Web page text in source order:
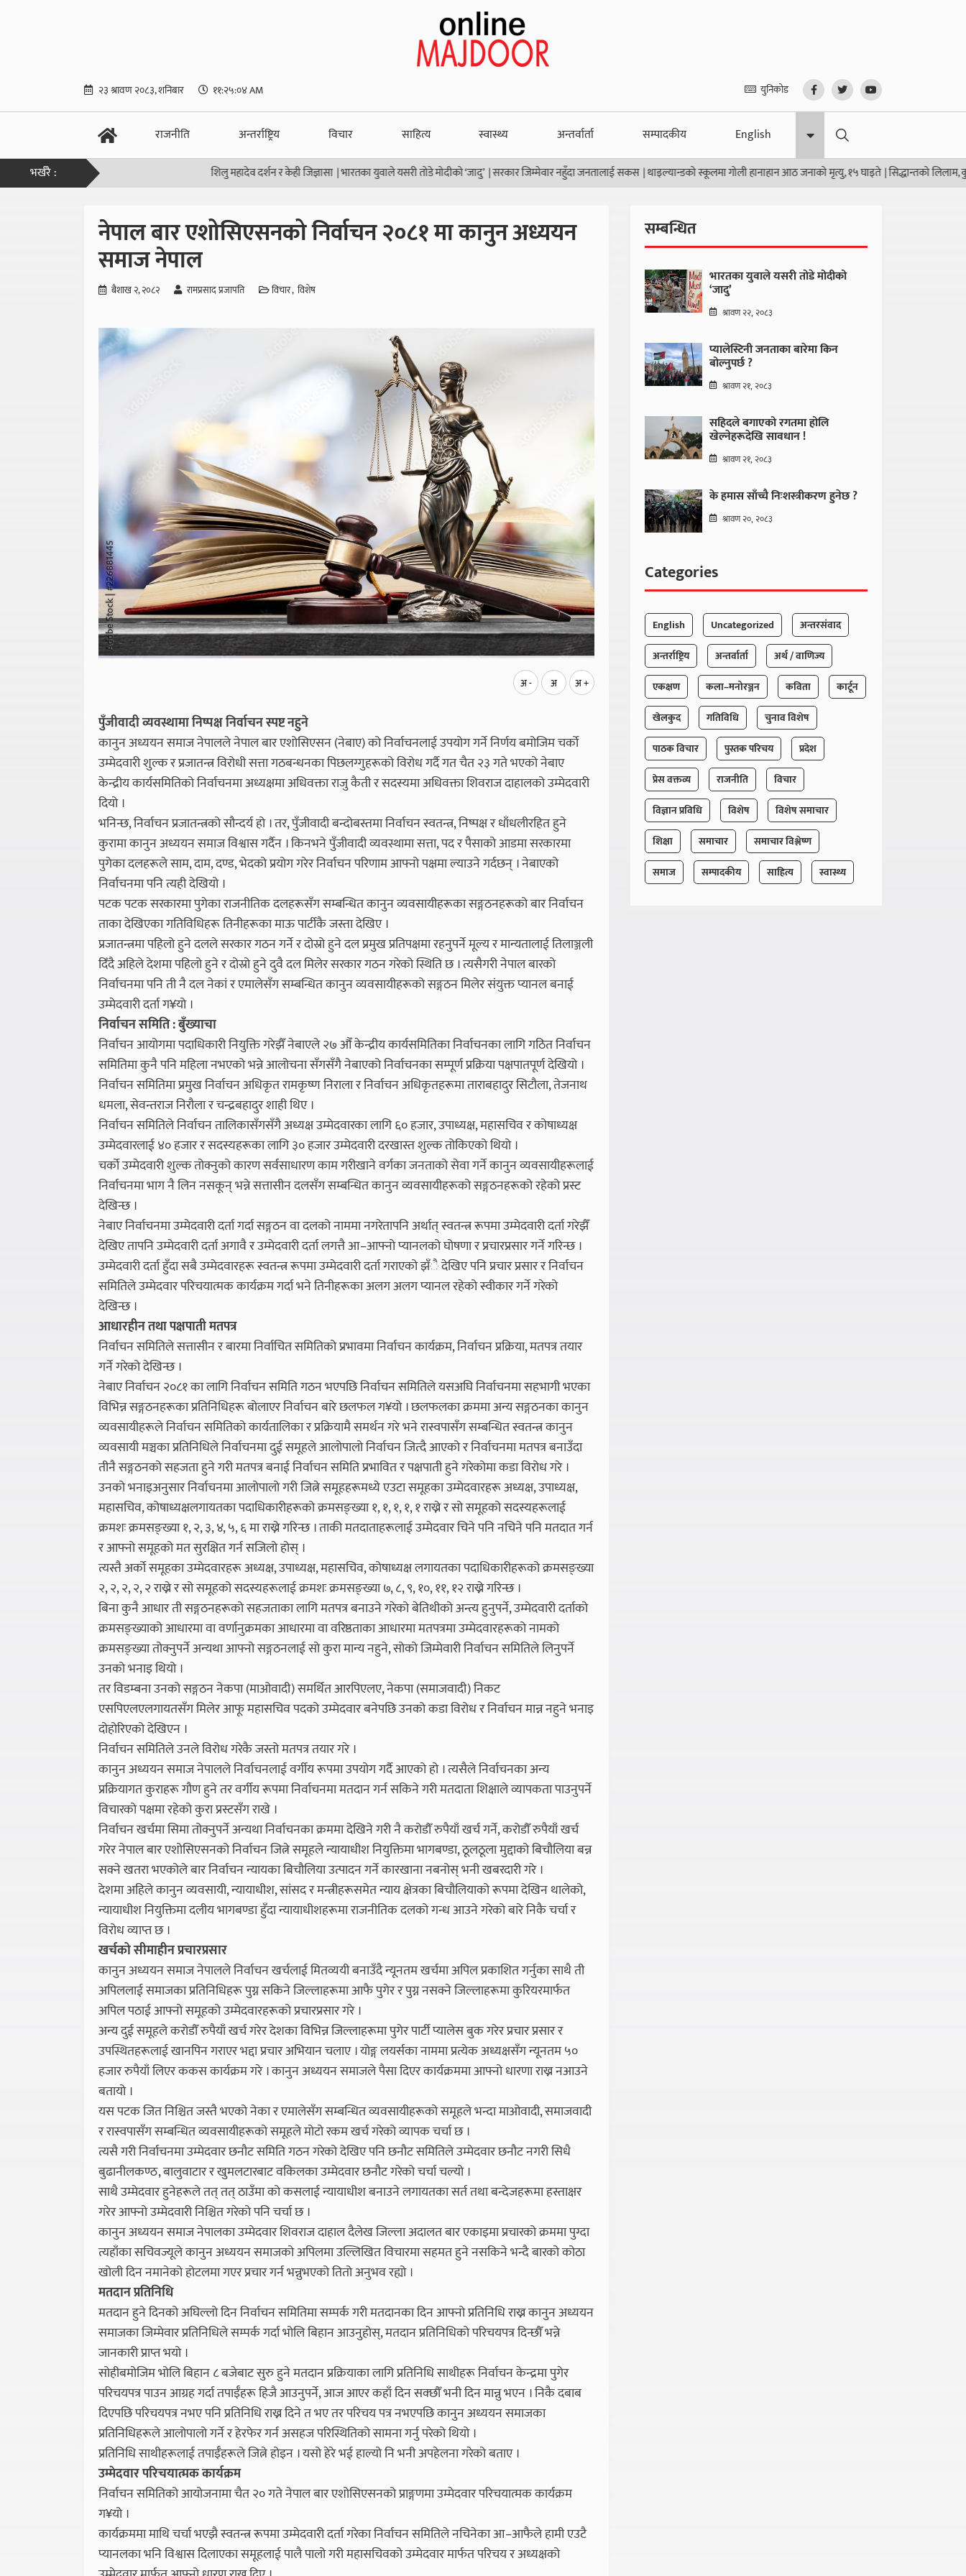
२३ श्रावण २०८३, शनिबार ११:२५:०५ AM युनिकोड
राजनीति अन्तर्राष्ट्रिय विचार साहित्य स्वास्थ्य अन्तर्वार्ता सम्पादकीय
English
भर्खरै :
शिलु महादेव दर्शन र केही जिज्ञासा |भारतका युवाले यसरी तोडे मोदीको ‘जादु’ |सरकार जिम्मेवार नहुँदा जनतालाई सकस |थाइल्यान्डको स्कूलमा गोली हानाहान आठ जनाको मृत्यु, १५ घाइते |सिद्धान्तको लिलाम, कुर्सीको
नेपाल बार एशोसिएसनको निर्वाचन २०८१ मा कानुन अध्ययन
समाज नेपाल
बैशाख २, २०८२ रामप्रसाद प्रजापति विचार विशेष
अ - अ अ +
पुँजीवादी व्यवस्थामा निष्पक्ष निर्वाचन स्पष्ट नहुने
कानुन अध्ययन समाज नेपालले नेपाल बार एशोसिएसन (नेबाए) को निर्वाचनलाई उपयोग गर्ने निर्णय बमोजिम चर्को
उम्मेदवारी शुल्क र प्रजातन्त्र विरोधी सत्ता गठबन्धनका पिछलग्गुहरूको विरोध गर्दै गत चैत २३ गते भएको नेबाए
केन्द्रीय कार्यसमितिको निर्वाचनमा अध्यक्षमा अधिवक्ता राजु कैती र सदस्यमा अधिवक्ता शिवराज दाहालको उम्मेदवारी
दियो ।
भनिन्छ, निर्वाचन प्रजातन्त्रको सौन्दर्य हो । तर, पुँजीवादी बन्दोबस्तमा निर्वाचन स्वतन्त्र, निष्पक्ष र धाँधलीरहित हुने
कुरामा कानुन अध्ययन समाज विश्वास गर्दैन । किनभने पुँजीवादी व्यवस्थामा सत्ता, पद र पैसाको आडमा सरकारमा
पुगेका दलहरूले साम, दाम, दण्ड, भेदको प्रयोग गरेर निर्वाचन परिणाम आफ्नो पक्षमा ल्याउने गर्दछन् । नेबाएको
निर्वाचनमा पनि त्यही देखियो ।
पटक पटक सरकारमा पुगेका राजनीतिक दलहरूसँग सम्बन्धित कानुन व्यवसायीहरूका सङ्गठनहरूको बार निर्वाचन
ताका देखिएका गतिविधिहरू तिनीहरूका माऊ पार्टीकै जस्ता देखिए ।
प्रजातन्त्रमा पहिलो हुने दलले सरकार गठन गर्ने र दोस्रो हुने दल प्रमुख प्रतिपक्षमा रहनुपर्ने मूल्य र मान्यतालाई तिलाञ्जली
दिँदै अहिले देशमा पहिलो हुने र दोस्रो हुने दुवै दल मिलेर सरकार गठन गरेको स्थिति छ । त्यसैगरी नेपाल बारको
निर्वाचनमा पनि ती नै दल नेकां र एमालेसँग सम्बन्धित कानुन व्यवसायीहरूको सङ्गठन मिलेर संयुक्त प्यानल बनाई
उम्मेदवारी दर्ता ग¥यो ।
निर्वाचन समिति : बुँख्याचा
निर्वाचन आयोगमा पदाधिकारी नियुक्ति गरेझैँ नेबाएले २७ औँ केन्द्रीय कार्यसमितिका निर्वाचनका लागि गठित निर्वाचन
समितिमा कुनै पनि महिला नभएको भन्ने आलोचना सँगसँगै नेबाएको निर्वाचनका सम्पूर्ण प्रक्रिया पक्षपातपूर्ण देखियो ।
निर्वाचन समितिमा प्रमुख निर्वाचन अधिकृत रामकृष्ण निराला र निर्वाचन अधिकृतहरूमा ताराबहादुर सिटौला, तेजनाथ
धमला, सेवन्तराज निरौला र चन्द्रबहादुर शाही थिए ।
निर्वाचन समितिले निर्वाचन तालिकासँगसँगै अध्यक्ष उम्मेदवारका लागि ६० हजार, उपाध्यक्ष, महासचिव र कोषाध्यक्ष
उम्मेदवारलाई ४० हजार र सदस्यहरूका लागि ३० हजार उम्मेदवारी दरखास्त शुल्क तोकिएको थियो ।
चर्को उम्मेदवारी शुल्क तोक्नुको कारण सर्वसाधारण काम गरीखाने वर्गका जनताको सेवा गर्ने कानुन व्यवसायीहरूलाई
निर्वाचनमा भाग नै लिन नसकून् भन्ने सत्तासीन दलसँग सम्बन्धित कानुन व्यवसायीहरूको सङ्गठनहरूको रहेको प्रस्ट
देखिन्छ ।
नेबाए निर्वाचनमा उम्मेदवारी दर्ता गर्दा सङ्गठन वा दलको नाममा नगरेतापनि अर्थात् स्वतन्त्र रूपमा उम्मेदवारी दर्ता गरेझैँ
देखिए तापनि उम्मेदवारी दर्ता अगावै र उम्मेदवारी दर्ता लगत्तै आ–आफ्नो प्यानलको घोषणा र प्रचारप्रसार गर्ने गरिन्छ ।
उम्मेदवारी दर्ता हुँदा सबै उम्मेदवारहरू स्वतन्त्र रूपमा उम्मेदवारी दर्ता गराएको झँै देखिए पनि प्रचार प्रसार र निर्वाचन
समितिले उम्मेदवार परिचयात्मक कार्यक्रम गर्दा भने तिनीहरूका अलग अलग प्यानल रहेको स्वीकार गर्ने गरेको
देखिन्छ ।
आधारहीन तथा पक्षपाती मतपत्र
निर्वाचन समितिले सत्तासीन र बारमा निर्वाचित समितिको प्रभावमा निर्वाचन कार्यक्रम, निर्वाचन प्रक्रिया, मतपत्र तयार
गर्ने गरेको देखिन्छ ।
नेबाए निर्वाचन २०८१ का लागि निर्वाचन समिति गठन भएपछि निर्वाचन समितिले यसअघि निर्वाचनमा सहभागी भएका
विभिन्न सङ्गठनहरूका प्रतिनिधिहरू बोलाएर निर्वाचन बारे छलफल ग¥यो । छलफलका क्रममा अन्य सङ्गठनका कानुन
व्यवसायीहरूले निर्वाचन समितिको कार्यतालिका र प्रक्रियामै समर्थन गरे भने रास्वपासँग सम्बन्धित स्वतन्त्र कानुन
व्यवसायी मञ्चका प्रतिनिधिले निर्वाचनमा दुई समूहले आलोपालो निर्वाचन जित्दै आएको र निर्वाचनमा मतपत्र बनाउँदा
तीनै सङ्गठनको सहजता हुने गरी मतपत्र बनाई निर्वाचन समिति प्रभावित र पक्षपाती हुने गरेकोमा कडा विरोध गरे ।
उनको भनाइअनुसार निर्वाचनमा आलोपालो गरी जित्ने समूहहरूमध्ये एउटा समूहका उम्मेदवारहरू अध्यक्ष, उपाध्यक्ष,
महासचिव, कोषाध्यक्षलगायतका पदाधिकारीहरूको क्रमसङ्ख्या १, १, १, १, १ राख्ने र सो समूहको सदस्यहरूलाई
क्रमशः क्रमसङ्ख्या १, २, ३, ४, ५, ६ मा राख्ने गरिन्छ । ताकी मतदाताहरूलाई उम्मेदवार चिने पनि नचिने पनि मतदात गर्न
र आफ्नो समूहको मत सुरक्षित गर्न सजिलो होस् ।
त्यस्तै अर्को समूहका उम्मेदवारहरू अध्यक्ष, उपाध्यक्ष, महासचिव, कोषाध्यक्ष लगायतका पदाधिकारीहरूको क्रमसङ्ख्या
२, २, २, २, २ राख्ने र सो समूहको सदस्यहरूलाई क्रमशः क्रमसङ्ख्या ७, ८, ९, १०, ११, १२ राख्ने गरिन्छ ।
बिना कुनै आधार ती सङ्गठनहरूको सहजताका लागि मतपत्र बनाउने गरेको बेतिथीको अन्त्य हुनुपर्ने, उम्मेदवारी दर्ताको
क्रमसङ्ख्याको आधारमा वा वर्णानुक्रमका आधारमा वा वरिष्ठताका आधारमा मतपत्रमा उम्मेदवारहरूको नामको
क्रमसङ्ख्या तोक्नुपर्ने अन्यथा आफ्नो सङ्गठनलाई सो कुरा मान्य नहुने, सोको जिम्मेवारी निर्वाचन समितिले लिनुपर्ने
उनको भनाइ थियो ।
तर विडम्बना उनको सङ्गठन नेकपा (माओवादी) समर्थित आरपिएलए, नेकपा (समाजवादी) निकट
एसपिएलएलगायतसँग मिलेर आफू महासचिव पदको उम्मेदवार बनेपछि उनको कडा विरोध र निर्वाचन मान्न नहुने भनाइ
दोहोरिएको देखिएन ।
निर्वाचन समितिले उनले विरोध गरेकै जस्तो मतपत्र तयार गरे ।
कानुन अध्ययन समाज नेपालले निर्वाचनलाई वर्गीय रूपमा उपयोग गर्दै आएको हो । त्यसैले निर्वाचनका अन्य
प्रक्रियागत कुराहरू गौण हुने तर वर्गीय रूपमा निर्वाचनमा मतदान गर्न सकिने गरी मतदाता शिक्षाले व्यापकता पाउनुपर्ने
विचारको पक्षमा रहेको कुरा प्रस्टसँग राखे ।
निर्वाचन खर्चमा सिमा तोक्नुपर्ने अन्यथा निर्वाचनका क्रममा देखिने गरी नै करोडौँ रुपैयाँ खर्च गर्ने, करोडौँ रुपैयाँ खर्च
गरेर नेपाल बार एशोसिएसनको निर्वाचन जित्ने समूहले न्यायाधीश नियुक्तिमा भागबण्डा, ठूलठूला मुद्दाको बिचौलिया बन्न
सक्ने खतरा भएकोले बार निर्वाचन न्यायका बिचौलिया उत्पादन गर्ने कारखाना नबनोस् भनी खबरदारी गरे ।
देशमा अहिले कानुन व्यवसायी, न्यायाधीश, सांसद र मन्त्रीहरूसमेत न्याय क्षेत्रका बिचौलियाको रूपमा देखिन थालेको,
न्यायाधीश नियुक्तिमा दलीय भागबण्डा हुँदा न्यायाधीशहरूमा राजनीतिक दलको गन्ध आउने गरेको बारे निकै चर्चा र
विरोध व्याप्त छ ।
खर्चको सीमाहीन प्रचारप्रसार
कानुन अध्ययन समाज नेपालले निर्वाचन खर्चलाई मितव्ययी बनाउँदै न्यूनतम खर्चमा अपिल प्रकाशित गर्नुका साथै ती
अपिललाई समाजका प्रतिनिधिहरू पुग्न सकिने जिल्लाहरूमा आफै पुगेर र पुग्न नसक्ने जिल्लाहरूमा कुरियरमार्फत
अपिल पठाई आफ्नो समूहको उम्मेदवारहरूको प्रचारप्रसार गरे ।
अन्य दुई समूहले करोडौँ रुपैयाँ खर्च गरेर देशका विभिन्न जिल्लाहरूमा पुगेर पार्टी प्यालेस बुक गरेर प्रचार प्रसार र
उपस्थितहरूलाई खानपिन गराएर भद्दा प्रचार अभियान चलाए । योङ्ग लयर्सका नाममा प्रत्येक अध्यक्षसँग न्यूनतम ५०
हजार रुपैयाँ लिएर ककस कार्यक्रम गरे । कानुन अध्ययन समाजले पैसा दिएर कार्यक्रममा आफ्नो धारणा राख्न नआउने
बतायो ।
यस पटक जित निश्चित जस्तै भएको नेका र एमालेसँग सम्बन्धित व्यवसायीहरूको समूहले भन्दा माओवादी, समाजवादी
र रास्वपासँग सम्बन्धित व्यवसायीहरूको समूहले मोटो रकम खर्च गरेको व्यापक चर्चा छ ।
त्यसै गरी निर्वाचनमा उम्मेदवार छनौट समिति गठन गरेको देखिए पनि छनौट समितिले उम्मेदवार छनौट नगरी सिधै
बुढानीलकण्ठ, बालुवाटार र खुमलटारबाट वकिलका उम्मेदवार छनौट गरेको चर्चा चल्यो ।
साथै उम्मेदवार हुनेहरूले तत् तत् ठाउँमा को कसलाई न्यायाधीश बनाउने लगायतका सर्त तथा बन्देजहरूमा हस्ताक्षर
गरेर आफ्नो उम्मेदवारी निश्चित गरेको पनि चर्चा छ ।
कानुन अध्ययन समाज नेपालका उम्मेदवार शिवराज दाहाल दैलेख जिल्ला अदालत बार एकाइमा प्रचारको क्रममा पुग्दा
त्यहाँका सचिवज्यूले कानुन अध्ययन समाजको अपिलमा उल्लिखित विचारमा सहमत हुने नसकिने भन्दै बारको कोठा
खोली दिन नमानेको होटलमा गएर प्रचार गर्न भन्नुभएको तितो अनुभव रह्यो ।
मतदान प्रतिनिधि
मतदान हुने दिनको अघिल्लो दिन निर्वाचन समितिमा सम्पर्क गरी मतदानका दिन आफ्नो प्रतिनिधि राख्न कानुन अध्ययन
समाजका जिम्मेवार प्रतिनिधिले सम्पर्क गर्दा भोलि बिहान आउनुहोस्, मतदान प्रतिनिधिको परिचयपत्र दिन्छौँ भन्ने
जानकारी प्राप्त भयो ।
सोहीबमोजिम भोलि बिहान ८ बजेबाट सुरु हुने मतदान प्रक्रियाका लागि प्रतिनिधि साथीहरू निर्वाचन केन्द्रमा पुगेर
परिचयपत्र पाउन आग्रह गर्दा तपाईँहरू हिजै आउनुपर्ने, आज आएर कहाँ दिन सक्छौँ भनी दिन मान्नु भएन । निकै दबाब
दिएपछि परिचयपत्र नभए पनि प्रतिनिधि राख्न दिने त भए तर परिचय पत्र नभएपछि कानुन अध्ययन समाजका
प्रतिनिधिहरूले आलोपालो गर्ने र हेरफेर गर्न असहज परिस्थितिको सामना गर्नु परेको थियो ।
प्रतिनिधि साथीहरूलाई तपाईँहरूले जित्ने होइन । यसो हेरे भई हाल्यो नि भनी अपहेलना गरेको बताए ।
उम्मेदवार परिचयात्मक कार्यक्रम
निर्वाचन समितिको आयोजनामा चैत २० गते नेपाल बार एशोसिएसनको प्राङ्गणमा उम्मेदवार परिचयात्मक कार्यक्रम
ग¥यो ।
कार्यक्रममा माथि चर्चा भएझै स्वतन्त्र रूपमा उम्मेदवारी दर्ता गरेका निर्वाचन समितिले नचिनेका आ–आफैले हामी एउटै
प्यानलका भनि विश्वास दिलाएका समूहलाई पालै पालो गरी महासचिवको उम्मेदवार मार्फत परिचय र अध्यक्षको
सम्बन्धित
भारतका युवाले यसरी तोडे मोदीको
‘जादु’
श्रावण २२, २०८३
प्यालेस्टिनी जनताका बारेमा किन
बोल्नुपर्छ ?
श्रावण २१, २०८३
सहिदले बगाएको रगतमा होलि
खेल्नेहरूदेखि सावधान !
श्रावण २१, २०८३
के हमास साँच्चै निःशस्त्रीकरण हुनेछ ?
श्रावण २०, २०८३
Categories
English Uncategorized
अन्तरसंवाद
अन्तर्राष्ट्रिय
अन्तर्वार्ता
अर्थ / वाणिज्य
एकक्षण
कला–मनोरञ्जन कविता
कार्टून
खेलकुद
गतिविधि
चुनाव विशेष
पाठक विचार
पुस्तक परिचय
प्रदेश
प्रेस वक्तव्य
राजनीति
विचार
विज्ञान प्रविधि
विशेष
विशेष समाचार
शिक्षा
समाचार
समाचार विश्लेष्ण
समाज
सम्पादकीय साहित्य स्वास्थ्य